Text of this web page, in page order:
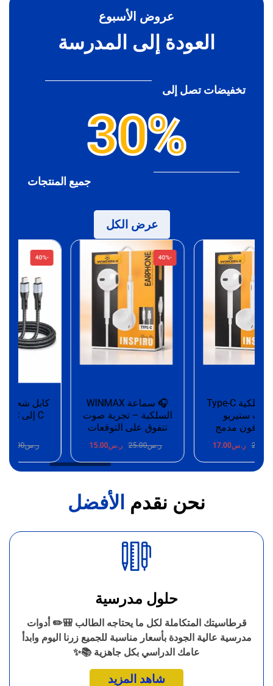
عروض الأسبوع
العودة إلى المدرسة
تخفيضات تصل إلى
30%
جميع المنتجات
عرض الكل
سماعة سلكية Type-C
ستيريو
مدمج
ر.س17.00
🎧 سماعة WINMAX
السلكية – تجربة صوت
تتفوق على التوقعات
ر.س25.00 ر.س15.00 ر.س25.00
نحن نقدم الأفضل
حلول مدرسية
قرطاسيتك المتكاملة لكل ما يحتاجه الطالب 🎒✏️ أدوات
مدرسية عالية الجودة بأسعار مناسبة للجميع زرنا اليوم وابدأ
عامك الدراسي بكل جاهزية 📚✨
شاهد المزيد